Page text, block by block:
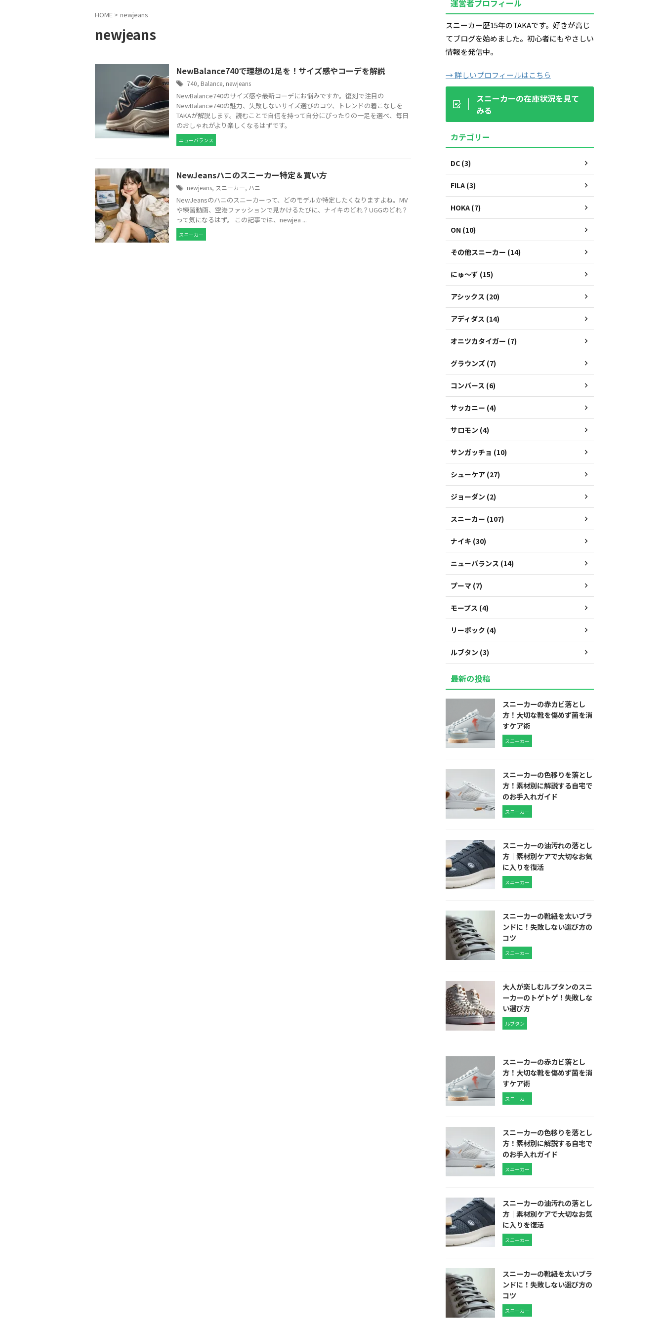
HOME > newjeans
newjeans
NewBalance740で理想の1足を！サイズ感やコーデを解説
740, Balance, newjeans
NewBalance740のサイズ感や最新コーデにお悩みですか。復刻で注目の
NewBalance740の魅力、失敗しないサイズ選びのコツ、トレンドの着こなしを
TAKAが解説します。読むことで自信を持って自分にぴったりの一足を選べ、毎日
のおしゃれがより楽しくなるはずです。
ニューバランス
NewJeansハニのスニーカー特定＆買い方
newjeans, スニーカー, ハニ
NewJeansのハニのスニーカーって、どのモデルか特定したくなりますよね。MV
や練習動画、空港ファッションで見かけるたびに、ナイキのどれ？UGGのどれ？
って気になるはず。 この記事では、newjea ...
スニーカー
運営者プロフィール
スニーカー歴15年のTAKAです。好きが高じ
てブログを始めました。初心者にもやさしい
情報を発信中。
→ 詳しいプロフィールはこちら
スニーカーの在庫状況を見て
みる
カテゴリー
DC (3)
FILA (3)
HOKA (7)
ON (10)
その他スニーカー (14)
にゅ～ず (15)
アシックス (20)
アディダス (14)
オニツカタイガー (7)
グラウンズ (7)
コンバース (6)
サッカニー (4)
サロモン (4)
サンガッチョ (10)
シューケア (27)
ジョーダン (2)
スニーカー (107)
ナイキ (30)
ニューバランス (14)
プーマ (7)
モーブス (4)
リーボック (4)
ルブタン (3)
最新の投稿
スニーカーの赤カビ落とし
方！大切な靴を傷めず菌を消
すケア術
スニーカー
スニーカーの色移りを落とし
方！素材別に解説する自宅で
のお手入れガイド
スニーカー
スニーカーの油汚れの落とし
方｜素材別ケアで大切なお気
に入りを復活
スニーカー
スニーカーの靴紐を太いブラ
ンドに！失敗しない選び方の
コツ
スニーカー
大人が楽しむルブタンのスニ
ーカーのトゲトゲ！失敗しな
い選び方
ルブタン
スニーカーの赤カビ落とし
方！大切な靴を傷めず菌を消
すケア術
スニーカー
スニーカーの色移りを落とし
方！素材別に解説する自宅で
のお手入れガイド
スニーカー
スニーカーの油汚れの落とし
方｜素材別ケアで大切なお気
に入りを復活
スニーカー
スニーカーの靴紐を太いブラ
ンドに！失敗しない選び方の
コツ
スニーカー